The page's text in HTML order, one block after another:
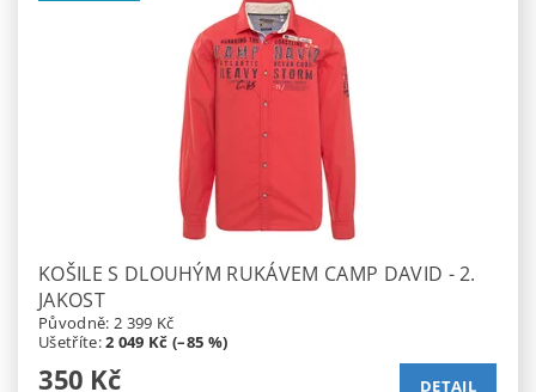
KOŠILE S DLOUHÝM RUKÁVEM CAMP DAVID - 2.
JAKOST
Původně: 2 399 Kč
Ušetříte:2 049 Kč (–85 %)
350 Kč DETAIL